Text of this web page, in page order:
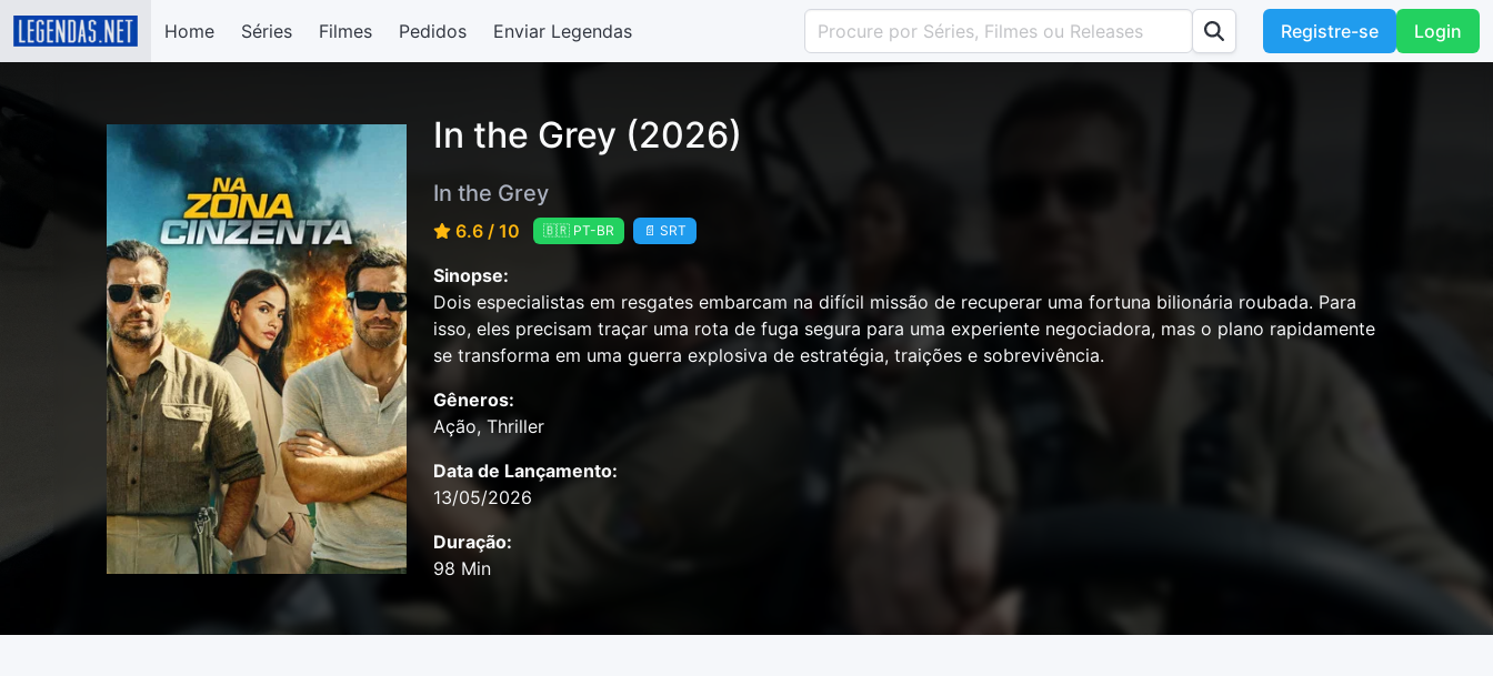
Home Séries Filmes Pedidos Enviar Legendas Registre-se Login
In the Grey (2026)
In the Grey
6.6 / 10 🇧🇷 PT-BR 📄 SRT
Sinopse:
Dois especialistas em resgates embarcam na difícil missão de recuperar uma fortuna bilionária roubada. Para
isso, eles precisam traçar uma rota de fuga segura para uma experiente negociadora, mas o plano rapidamente
se transforma em uma guerra explosiva de estratégia, traições e sobrevivência.
Gêneros:
Ação, Thriller
Data de Lançamento:
13/05/2026
Duração:
98 Min